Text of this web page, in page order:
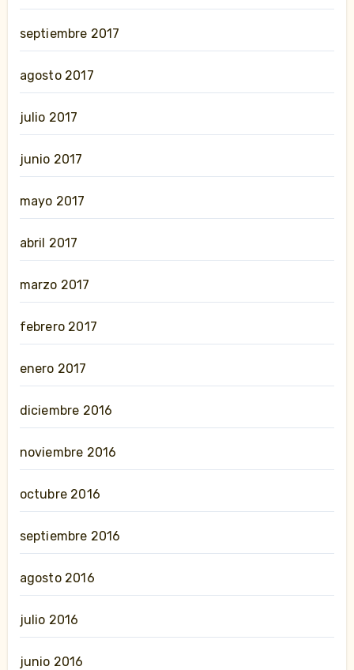
septiembre 2017
agosto 2017
julio 2017
junio 2017
mayo 2017
abril 2017
marzo 2017
febrero 2017
enero 2017
diciembre 2016
noviembre 2016
octubre 2016
septiembre 2016
agosto 2016
julio 2016
junio 2016